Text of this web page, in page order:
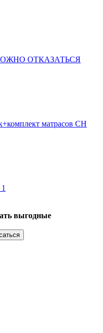
ОТКАЗАТЬСЯ
матрасов CH
выгодные